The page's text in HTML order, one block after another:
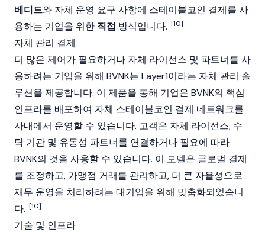
베디드와 자체 운영 요구 사항에 스테이블코인 결제를 사
용하는 기업을 위한 직접 방식입니다. [10]
자체 관리 결제
더 많은 제어가 필요하거나 자체 라이선스 및 파트너를 사
용하려는 기업을 위해 BVNK는 Layer1이라는 자체 관리 솔
루션을 제공합니다. 이 제품을 통해 기업은 BVNK의 핵심
인프라를 배포하여 자체 스테이블코인 결제 네트워크를
사내에서 운영할 수 있습니다. 고객은 자체 라이선스, 수
탁 기관 및 유동성 파트너를 연결하거나 필요에 따라
BVNK의 것을 사용할 수 있습니다. 이 모델은 글로벌 결제
를 조정하고, 가맹점 거래를 관리하고, 더 큰 자율성으로
재무 운영을 처리하려는 대기업을 위해 맞춤화되었습니
다. [10]
기술 및 인프라